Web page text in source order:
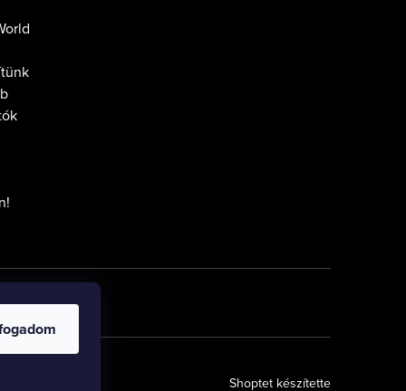
Shoptet készítette